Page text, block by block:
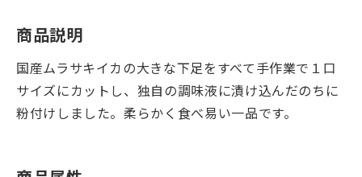
商品説明
国産ムラサキイカの大きな下足をすべて手作業で１口
サイズにカットし、独自の調味液に漬け込んだのちに
粉付けしました。柔らかく食べ易い一品です。